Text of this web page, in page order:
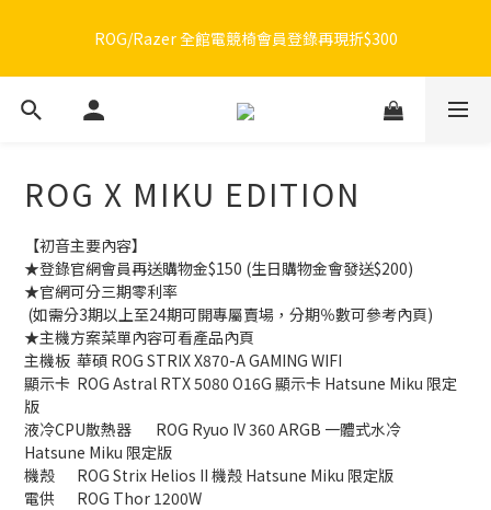
300
ROG/Razer 全館電競椅會員登錄再現折$300
🔥品牌限定滿額折🔥ROG周邊滿1500折100 / 2500折200 / 3000折
300
ROG X MIKU EDITION
【初音主要內容】
★登錄官網會員再送購物金$150 (生日購物金會發送$200)
★官網可分三期零利率
(如需分3期以上至24期可開專屬賣場，分期％數可參考內頁)
★主機方案菜單內容可看產品內頁
主機板	華碩 ROG STRIX X870-A GAMING WIFI
顯示卡	ROG Astral RTX 5080 O16G 顯示卡 Hatsune Miku 限定
版
液冷CPU散熱器	ROG Ryuo IV 360 ARGB 一體式水冷
Hatsune Miku 限定版
機殼	ROG Strix Helios II 機殼 Hatsune Miku 限定版
電供	ROG Thor 1200W